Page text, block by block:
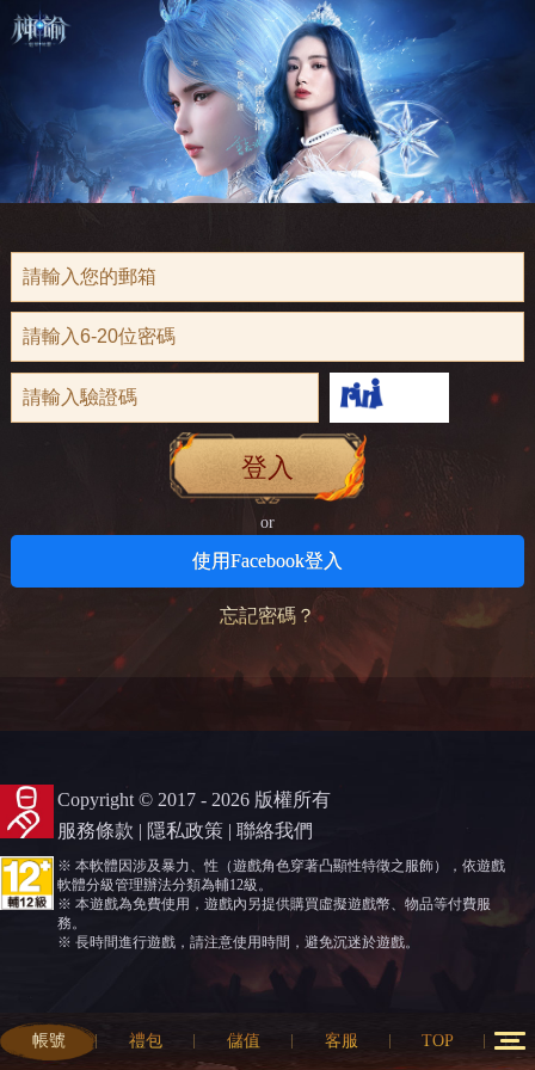
登入
or
使用Facebook登入
忘記密碼？
Copyright © 2017 - 2026 版權所有
服務條款 | 隱私政策 | 聯絡我們
※ 本軟體因涉及暴力、性（遊戲角色穿著凸顯性特徵之服飾），依遊戲
軟體分級管理辦法分類為輔12級。
※ 本遊戲為免費使用，遊戲內另提供購買虛擬遊戲幣、物品等付費服
務。
※ 長時間進行遊戲，請注意使用時間，避免沉迷於遊戲。
帳號 禮包 儲值 客服 TOP 12